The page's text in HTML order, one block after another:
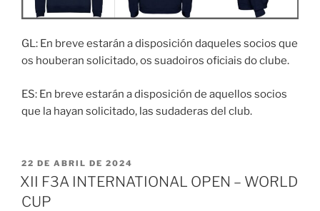
GL: En breve estarán a disposición daqueles socios que
os houberan solicitado, os suadoiros oficiais do clube.
ES: En breve estarán a disposición de aquellos socios
que la hayan solicitado, las sudaderas del club.
PUBLICADO
EL
22 DE ABRIL DE 2024
XII F3A INTERNATIONAL OPEN – WORLD
CUP